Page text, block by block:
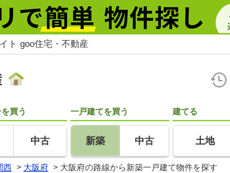
ト goo住宅・不動産
買う
中古
一戸建てを買う
新築 中古
建てる
土地
西 > 大阪府 > 大阪府の路線から新築一戸建て物件を探す